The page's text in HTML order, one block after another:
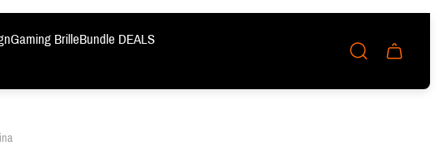
Gaming BrilleBundle DEALS
Schublade
Wagens.